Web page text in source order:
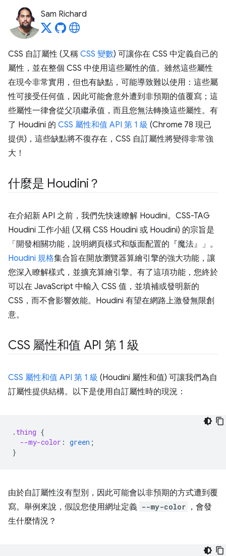
Sam Richard
CSS 自訂屬性 (又稱 CSS 變數) 可讓你在 CSS 中定義自己的
屬性，並在整個 CSS 中使用這些屬性的值。雖然這些屬性
在現今非常實用，但也有缺點，可能導致難以使用：這些屬
性可接受任何值，因此可能會意外遭到非預期的值覆寫；這
些屬性一律會從父項繼承值，而且您無法轉換這些屬性。有
了 Houdini 的 CSS 屬性和值 API 第 1 級 (Chrome 78 現已
提供)，這些缺點將不復存在，CSS 自訂屬性將變得非常強
大！
什麼是 Houdini？
在介紹新 API 之前，我們先快速瞭解 Houdini。CSS-TAG
Houdini 工作小組 (又稱 CSS Houdini 或 Houdini) 的宗旨是
「開發相關功能，說明網頁樣式和版面配置的『魔法』」。
Houdini 規格集合旨在開放瀏覽器算繪引擎的強大功能，讓
您深入瞭解樣式，並擴充算繪引擎。有了這項功能，您終於
可以在 JavaScript 中輸入 CSS 值，並填補或發明新的
CSS，而不會影響效能。Houdini 有望在網路上激發無限創
意。
CSS 屬性和值 API 第 1 級
CSS 屬性和值 API 第 1 級 (Houdini 屬性和值) 可讓我們為自
訂屬性提供結構。以下是使用自訂屬性時的現況：
. thing {
--my-color : green ;
}
由於自訂屬性沒有型別，因此可能會以非預期的方式遭到覆
寫。舉例來說，假設您使用網址定義 --my-color ，會發
生什麼情況？